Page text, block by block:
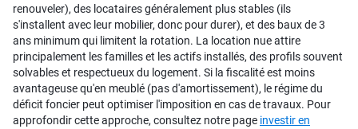
renouveler), des locataires généralement plus stables (ils
s'installent avec leur mobilier, donc pour durer), et des baux de 3
ans minimum qui limitent la rotation. La location nue attire
principalement les familles et les actifs installés, des profils souvent
solvables et respectueux du logement. Si la fiscalité est moins
avantageuse qu'en meublé (pas d'amortissement), le régime du
déficit foncier peut optimiser l'imposition en cas de travaux. Pour
approfondir cette approche, consultez notre page investir en